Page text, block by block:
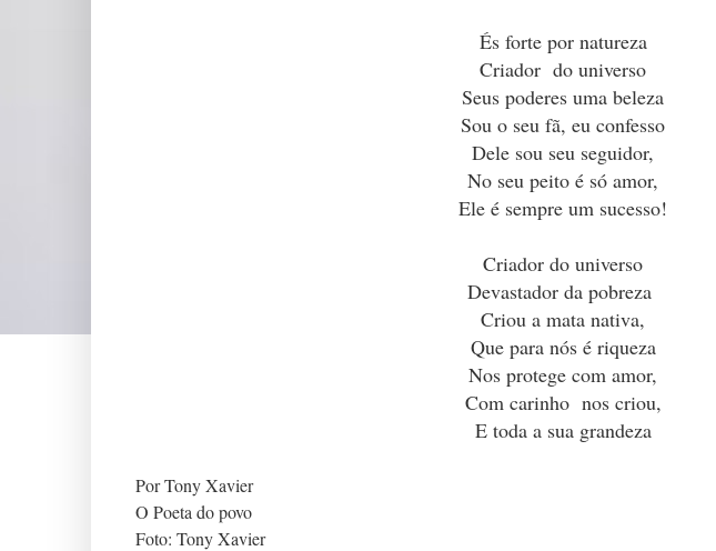
És forte por natureza
Criador do universo
Seus poderes uma beleza
Sou o seu fã, eu confesso
Dele sou seu seguidor,
No seu peito é só amor,
Ele é sempre um sucesso!
Criador do universo
Devastador da pobreza
Criou a mata nativa,
Que para nós é riqueza
Nos protege com amor,
Com carinho nos criou,
E toda a sua grandeza
Por Tony Xavier
O Poeta do povo
Foto: Tony Xavier